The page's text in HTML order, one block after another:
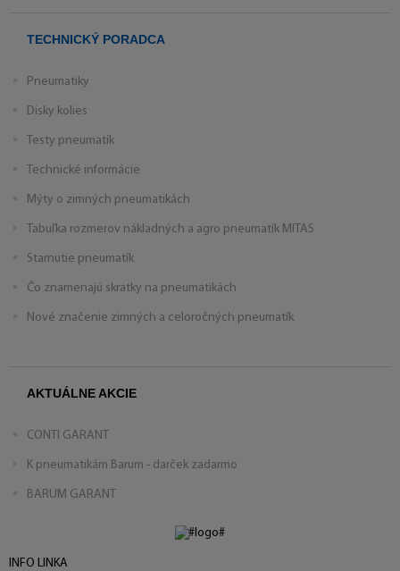
TECHNICKÝ PORADCA
Pneumatiky
Disky kolies
Testy pneumatík
Technické informácie
Mýty o zimných pneumatikách
Tabuľka rozmerov nákladných a agro pneumatík MITAS
Starnutie pneumatík
Čo znamenajú skratky na pneumatikách
Nové značenie zimných a celoročných pneumatík
AKTUÁLNE AKCIE
CONTI GARANT
K pneumatikám Barum - darček zadarmo
BARUM GARANT
INFO LINKA